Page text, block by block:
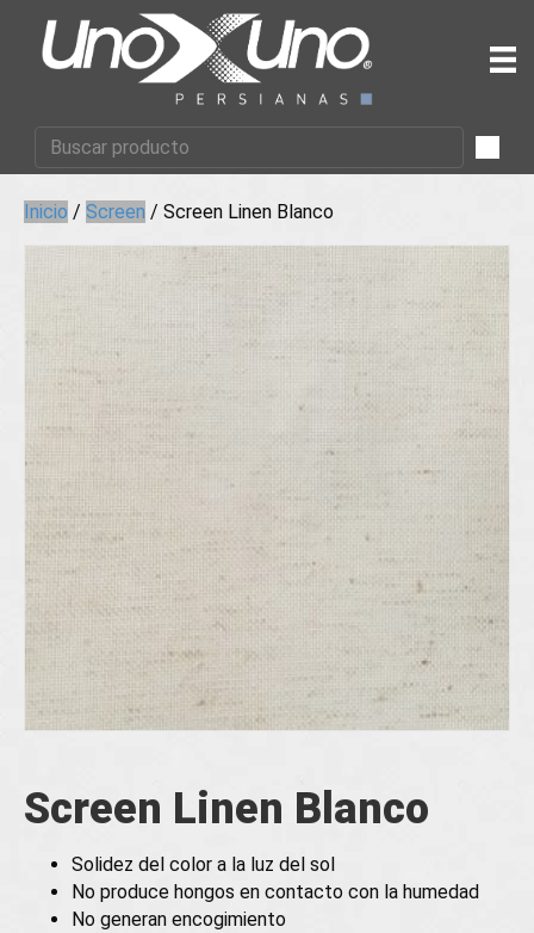
Inicio / Screen / Screen Linen Blanco
Screen Linen Blanco
Solidez del color a la luz del sol
No produce hongos en contacto con la humedad
No generan encogimiento